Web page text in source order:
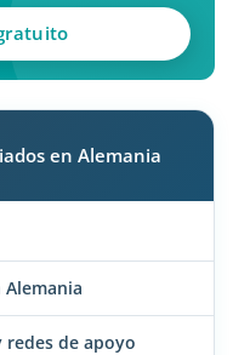
en Alemania
redes de apoyo